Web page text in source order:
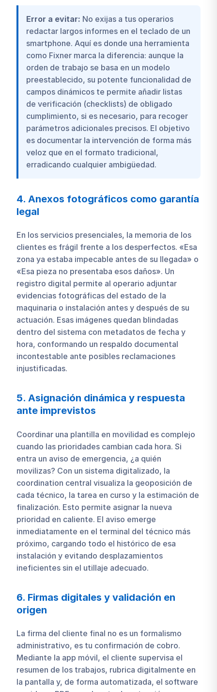
Error a evitar: No exijas a tus operarios
redactar largos informes en el teclado de un
smartphone. Aquí es donde una herramienta
como Fixner marca la diferencia: aunque la
orden de trabajo se basa en un modelo
preestablecido, su potente funcionalidad de
campos dinámicos te permite añadir listas
de verificación (checklists) de obligado
cumplimiento, si es necesario, para recoger
parámetros adicionales precisos. El objetivo
es documentar la intervención de forma más
veloz que en el formato tradicional,
erradicando cualquier ambigüedad.
4. Anexos fotográficos como garantía
legal
En los servicios presenciales, la memoria de los
clientes es frágil frente a los desperfectos. «Esa
zona ya estaba impecable antes de su llegada» o
«Esa pieza no presentaba esos daños». Un
registro digital permite al operario adjuntar
evidencias fotográficas del estado de la
maquinaria o instalación antes y después de su
actuación. Esas imágenes quedan blindadas
dentro del sistema con metadatos de fecha y
hora, conformando un respaldo documental
incontestable ante posibles reclamaciones
injustificadas.
5. Asignación dinámica y respuesta
ante imprevistos
Coordinar una plantilla en movilidad es complejo
cuando las prioridades cambian cada hora. Si
entra un aviso de emergencia, ¿a quién
movilizas? Con un sistema digitalizado, la
coordination central visualiza la geoposición de
cada técnico, la tarea en curso y la estimación de
finalización. Esto permite asignar la nueva
prioridad en caliente. El aviso emerge
inmediatamente en el terminal del técnico más
próximo, cargando todo el histórico de esa
instalación y evitando desplazamientos
ineficientes sin el utillaje adecuado.
6. Firmas digitales y validación en
origen
La firma del cliente final no es un formalismo
administrativo, es tu confirmación de cobro.
Mediante la app móvil, el cliente supervisa el
resumen de los trabajos, rubrica digitalmente en
la pantalla y, de forma automatizada, el software